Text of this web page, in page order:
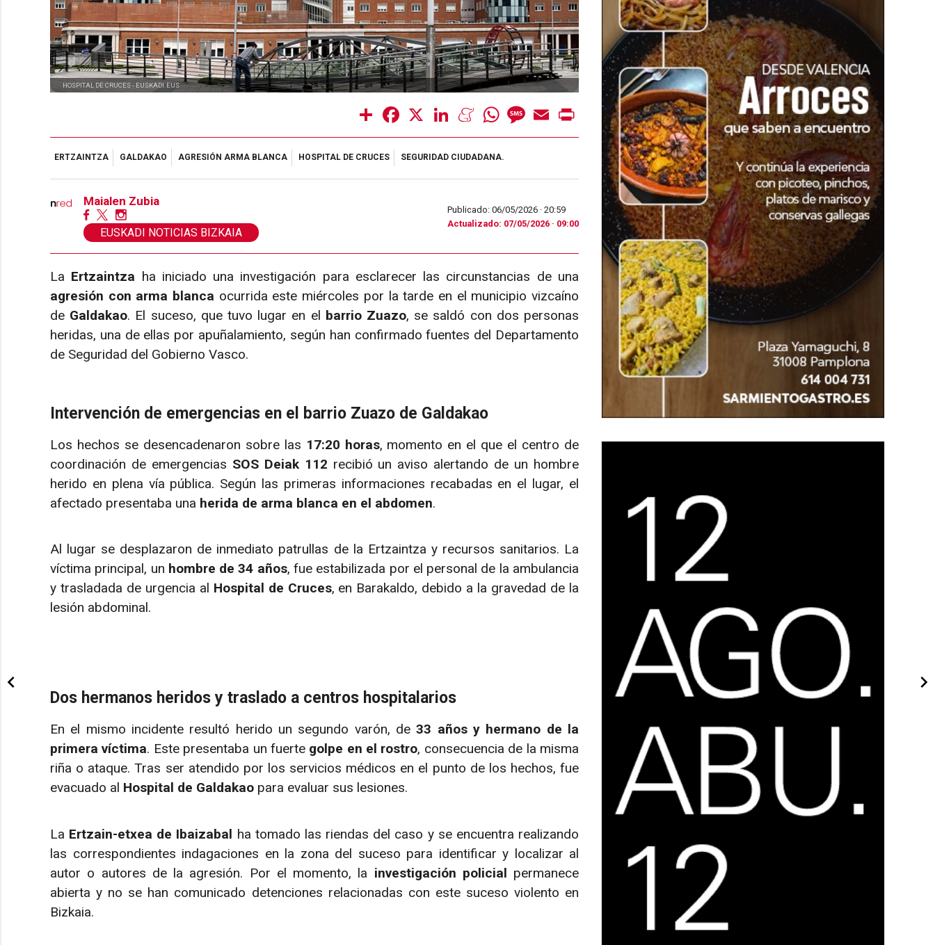
HOSPITAL DE CRUCES - EUSKADI.EUS
Share Facebook LinkedInMeneameWhatsAppMessage
Email
ERTZAINTZA GALDAKAO AGRESIÓN ARMA BLANCA HOSPITAL DE CRUCES SEGURIDAD CIUDADANA.
Maialen Zubia
EUSKADI NOTICIAS BIZKAIA
Publicado: 06/05/2026 · 20:59
Actualizado: 07/05/2026 · 09:00
La Ertzaintza ha iniciado una investigación para esclarecer las circunstancias de una
agresión con arma blanca ocurrida este miércoles por la tarde en el municipio vizcaíno
de Galdakao. El suceso, que tuvo lugar en el barrio Zuazo, se saldó con dos personas
heridas, una de ellas por apuñalamiento, según han confirmado fuentes del Departamento
de Seguridad del Gobierno Vasco.
Intervención de emergencias en el barrio Zuazo de Galdakao
Los hechos se desencadenaron sobre las 17:20 horas, momento en el que el centro de
coordinación de emergencias SOS Deiak 112 recibió un aviso alertando de un hombre
herido en plena vía pública. Según las primeras informaciones recabadas en el lugar, el
afectado presentaba una herida de arma blanca en el abdomen.
Al lugar se desplazaron de inmediato patrullas de la Ertzaintza y recursos sanitarios. La
víctima principal, un hombre de 34 años, fue estabilizada por el personal de la ambulancia
y trasladada de urgencia al Hospital de Cruces, en Barakaldo, debido a la gravedad de la
lesión abdominal.
Dos hermanos heridos y traslado a centros hospitalarios
En el mismo incidente resultó herido un segundo varón, de33 años y hermano de la
primera víctima. Este presentaba un fuerte golpe en el rostro, consecuencia de la misma
riña o ataque. Tras ser atendido por los servicios médicos en el punto de los hechos, fue
evacuado al Hospital de Galdakao para evaluar sus lesiones.
La Ertzain-etxea de Ibaizabal ha tomado las riendas del caso y se encuentra realizando
las correspondientes indagaciones en la zona del suceso para identificar y localizar al
autor o autores de la agresión. Por el momento, la investigación policial permanece
abierta y no se han comunicado detenciones relacionadas con este suceso violento en
Bizkaia.